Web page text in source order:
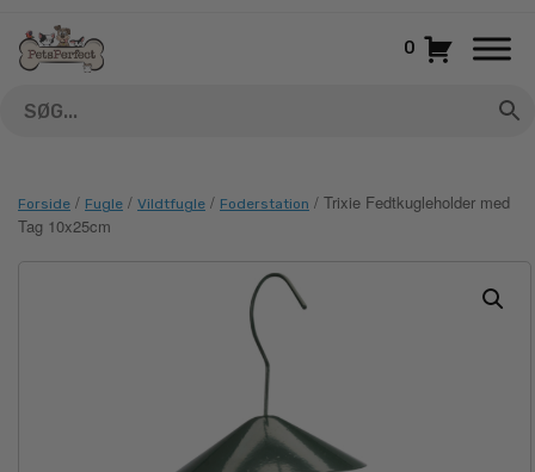
indhold
0
Forside / Fugle / Vildtfugle / Foderstation / Trixie Fedtkugleholder med
Tag 10x25cm